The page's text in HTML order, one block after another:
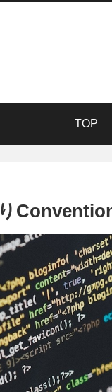
TOP